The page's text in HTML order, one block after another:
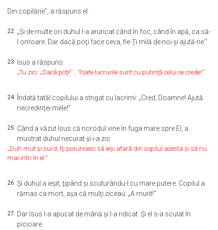
Din copilărie”, a răspuns el.
22 „Şi de multe ori duhul l-a aruncat când în foc, când în apă, ca să-
l omoare. Dar dacă poţi face ceva, fie-Ţi milă de noi şi ajută-ne.”
23 Isus a răspuns:
„Tu zici: „Dacă poţi!”… Toate lucrurile sunt cu putinţă celui ce crede!”
24
Îndată tatăl copilului a strigat cu lacrimi: „Cred, Doamne! Ajută
necredinţei mele!”
25 Când a văzut Isus că norodul vine în fuga mare spre El, a
mustrat duhul necurat şi i-a zis:
„Duh mut şi surd, îţi poruncesc să ieşi afară din copilul acesta şi să nu
mai intri în el.”
26 Şi duhul a ieşit, ţipând şi scuturându-l cu mare putere. Copilul a
rămas ca mort, aşa că mulţi ziceau: „A murit!”
27 Dar Isus l-a apucat de mână şi l-a ridicat. Şi el s-a sculat în
picioare.